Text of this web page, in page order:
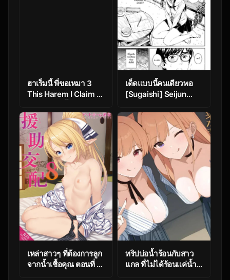
ฮาเร็มนี้ พี่ขอเหมา 3
This Harem I Claim 3
รุนแรงขึ้น
เด็ดแบบนี้คนเดียวพอ
[Sugaishi] Seijun
Bitch Club (COMIC
Kairakuten 2015-05)
เหล่าสาวๆ ที่ต้องการลูก
จากน้ำเชื้อคุณ ตอนที่ 8
ทริปบ่อน้ำร้อนกับสาว
แกล ที่ไม่ได้ร้อนแค่น้ำ